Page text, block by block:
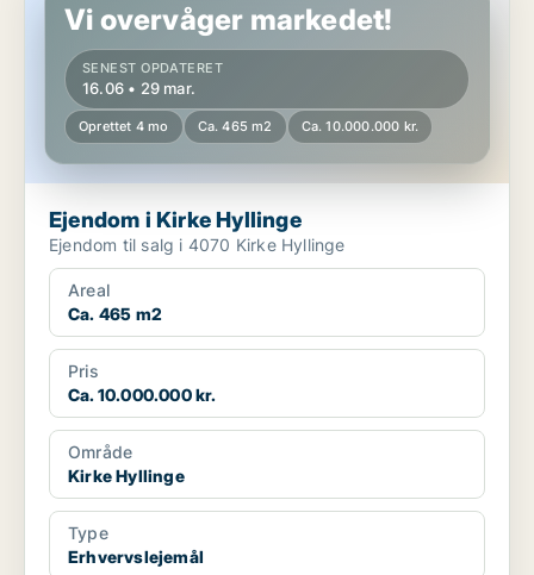
Vi overvåger markedet!
SENEST OPDATERET
16.06 • 29 mar.
Oprettet 4 mo Ca. 465 m2 Ca. 10.000.000 kr.
Ejendom i Kirke Hyllinge
Ejendom til salg i 4070 Kirke Hyllinge
Areal
Ca. 465 m2
Pris
Ca. 10.000.000 kr.
Område
Kirke Hyllinge
Type
Erhvervslejemål